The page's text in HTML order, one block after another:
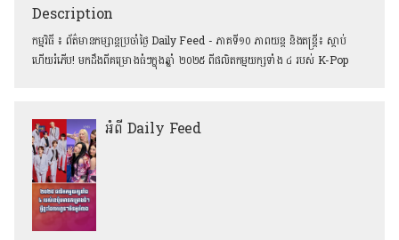
Description
កម្មវិធី​ ៖ ព័ត៌មានកម្សាន្ដប្រចាំថ្ងៃ Daily Feed - ភាគទី១០ ភាពយន្ត និងតន្រ្តី៖ ស្ដាប់
ហើយរំភើប! មកដឹងពីគម្រោងធំៗក្នុងឆ្នាំ ២០២៥ ពីផលិតកម្មយក្សទាំង ៤ របស់ K-Pop
អំពី Daily Feed